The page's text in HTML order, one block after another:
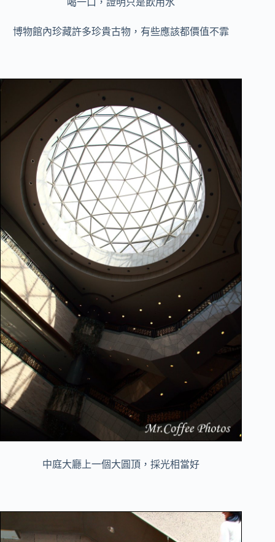
喝一口，證明只是飲用水
博物館內珍藏許多珍貴古物，有些應該都價值不霏
中庭大廳上一個大圓頂，採光相當好